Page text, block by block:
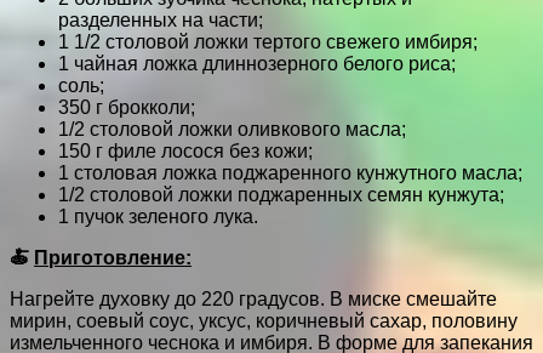
разделенных на части;
1 1/2 столовой ложки тертого свежего имбиря;
1 чайная ложка длиннозерного белого риса;
соль;
350 г брокколи;
1/2 столовой ложки оливкового масла;
150 г филе лосося без кожи;
1 столовая ложка поджаренного кунжутного масла;
1/2 столовой ложки поджаренных семян кунжута;
1 пучок зеленого лука.
🍝 Приготовление:
Нагрейте духовку до 220 градусов. В миске смешайте
мирин, соевый соус, уксус, коричневый сахар, половину
измельченного чеснока и имбиря. В форме для запекания